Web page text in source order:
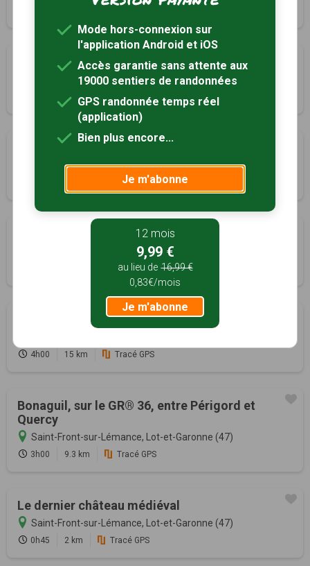
Entre Bastide et Vallée de la Thèze
Montcabrier, Lot (46)
11.6 km Tracé GPS
Circuit de Martignac
Puy-l'Évêque, Lot (46)
Tracé GPS
Bonaguil, entre Lot et Lot-et-Garonne
Saint-Front-sur-Lémance, Lot-et-Garonne (47)
Tracé GPS
Du château à l'église de Lastreilles
4h00 15 km Tracé GPS
Bonaguil, sur le GR® 36, entre Périgord et
Quercy
Saint-Front-sur-Lémance, Lot-et-Garonne (47)
3h00 9.3 km Tracé GPS
Le dernier château médiéval
Saint-Front-sur-Lémance, Lot-et-Garonne (47)
0h45 2 km Tracé GPS
Mode hors-connexion sur
l'application Android et iOS
Accès garantie sans attente aux
19000 sentiers de randonnées
GPS randonnée temps réel
(application)
Bien plus encore...
Je m'abonne
12 mois
9,99 €
au lieu de 16,99 €
0,83€/mois
Je m'abonne